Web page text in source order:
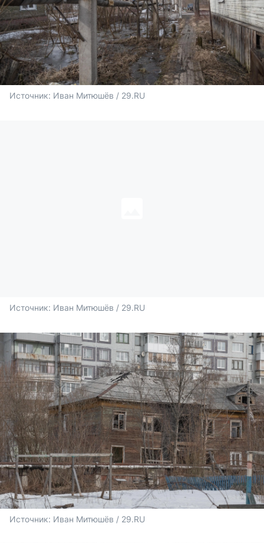
Источник: Иван Митюшёв / 29.RU
Источник: Иван Митюшёв / 29.RU
Источник: Иван Митюшёв / 29.RU